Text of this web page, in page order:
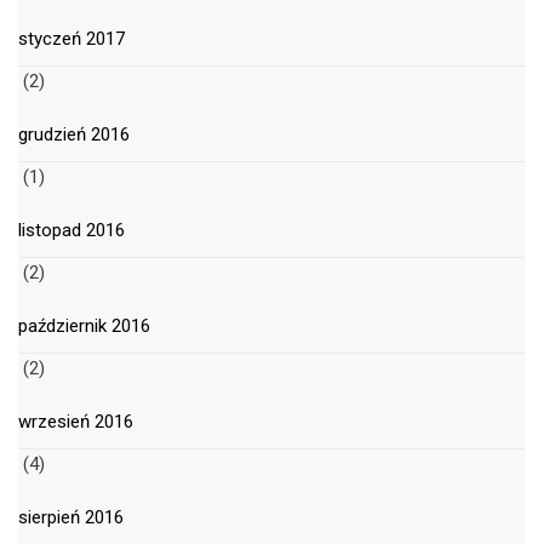
styczeń 2017
(2)
grudzień 2016
(1)
listopad 2016
(2)
październik 2016
(2)
wrzesień 2016
(4)
sierpień 2016